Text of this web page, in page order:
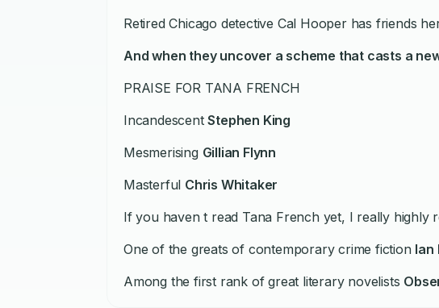
Retired Chicago detective Cal Hooper has friends
And when they uncover a scheme that casts a
PRAISE FOR TANA FRENCH
IncandescentStephen King
Mesmerising Gillian Flynn
Masterful Chris Whitaker
If you haven t read Tana French yet, I really highly
One of the greats of contemporary crime fiction Ian
Among the first rank of great literary novelists